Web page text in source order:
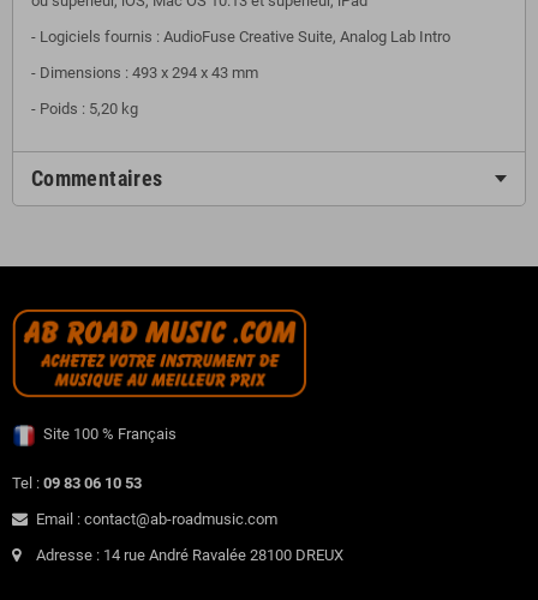
- Logiciels fournis : AudioFuse Creative Suite, Analog Lab Intro
- Dimensions : 493 x 294 x 43 mm
- Poids : 5,20 kg
Commentaires
Site 100 % Français
Tel : 09 83 06 10 53
Email : contact@ab-roadmusic.com
Adresse : 14 rue André Ravalée 28100 DREUX